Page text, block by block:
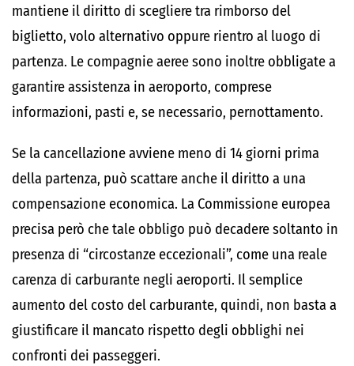
mantiene il diritto di scegliere tra rimborso del
biglietto, volo alternativo oppure rientro al luogo di
partenza. Le compagnie aeree sono inoltre obbligate a
garantire assistenza in aeroporto, comprese
informazioni, pasti e, se necessario, pernottamento.
Se la cancellazione avviene meno di 14 giorni prima
della partenza, può scattare anche il diritto a una
compensazione economica. La Commissione europea
precisa però che tale obbligo può decadere soltanto in
presenza di “circostanze eccezionali”, come una reale
carenza di carburante negli aeroporti. Il semplice
aumento del costo del carburante, quindi, non basta a
giustificare il mancato rispetto degli obblighi nei
confronti dei passeggeri.